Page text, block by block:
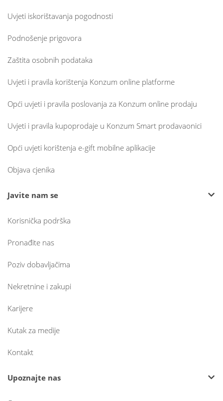
Uvjeti iskorištavanja pogodnosti
Podnošenje prigovora
Zaštita osobnih podataka
Uvjeti i pravila korištenja Konzum online platforme
Opći uvjeti i pravila poslovanja za Konzum online prodaju
Uvjeti i pravila kupoprodaje u Konzum Smart prodavaonici
Opći uvjeti korištenja e-gift mobilne aplikacije
Objava cjenika
Javite nam se
Korisnička podrška
Pronađite nas
Poziv dobavljačima
Nekretnine i zakupi
Karijere
Kutak za medije
Kontakt
Upoznajte nas